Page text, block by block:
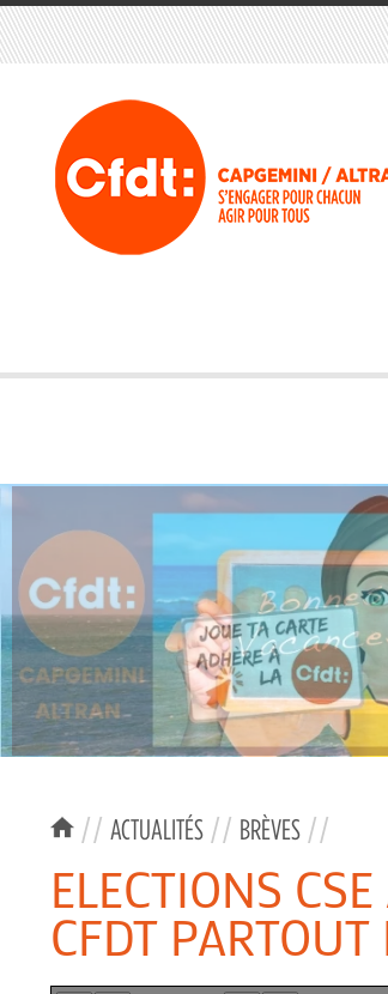
// ACTUALITÉS // BRÈVES //
ELECTIONS
CFDT